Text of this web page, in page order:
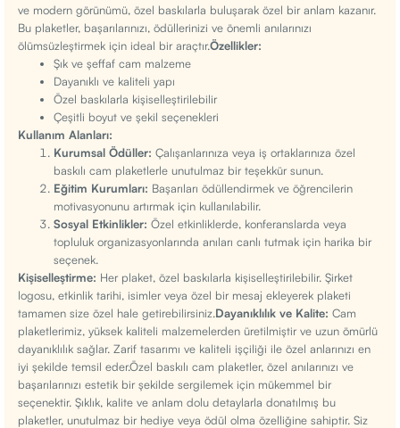
ve modern görünümü, özel baskılarla buluşarak özel bir anlam kazanır.
Bu plaketler, başarılarınızı, ödüllerinizi ve önemli anılarınızı
ölümsüzleştirmek için ideal bir araçtır.Özellikler:
Şık ve şeffaf cam malzeme
Dayanıklı ve kaliteli yapı
Özel baskılarla kişiselleştirilebilir
Çeşitli boyut ve şekil seçenekleri
Kullanım Alanları:
Kurumsal Ödüller: Çalışanlarınıza veya iş ortaklarınıza özel
baskılı cam plaketlerle unutulmaz bir teşekkür sunun.
Eğitim Kurumları: Başarıları ödüllendirmek ve öğrencilerin
motivasyonunu artırmak için kullanılabilir.
Sosyal Etkinlikler: Özel etkinliklerde, konferanslarda veya
topluluk organizasyonlarında anıları canlı tutmak için harika bir
seçenek.
Kişiselleştirme: Her plaket, özel baskılarla kişiselleştirilebilir. Şirket
logosu, etkinlik tarihi, isimler veya özel bir mesaj ekleyerek plaketi
tamamen size özel hale getirebilirsiniz.Dayanıklılık ve Kalite: Cam
plaketlerimiz, yüksek kaliteli malzemelerden üretilmiştir ve uzun ömürlü
dayanıklılık sağlar. Zarif tasarımı ve kaliteli işçiliği ile özel anlarınızı en
iyi şekilde temsil eder.Özel baskılı cam plaketler, özel anılarınızı ve
başarılarınızı estetik bir şekilde sergilemek için mükemmel bir
seçenektir. Şıklık, kalite ve anlam dolu detaylarla donatılmış bu
plaketler, unutulmaz bir hediye veya ödül olma özelliğine sahiptir. Siz